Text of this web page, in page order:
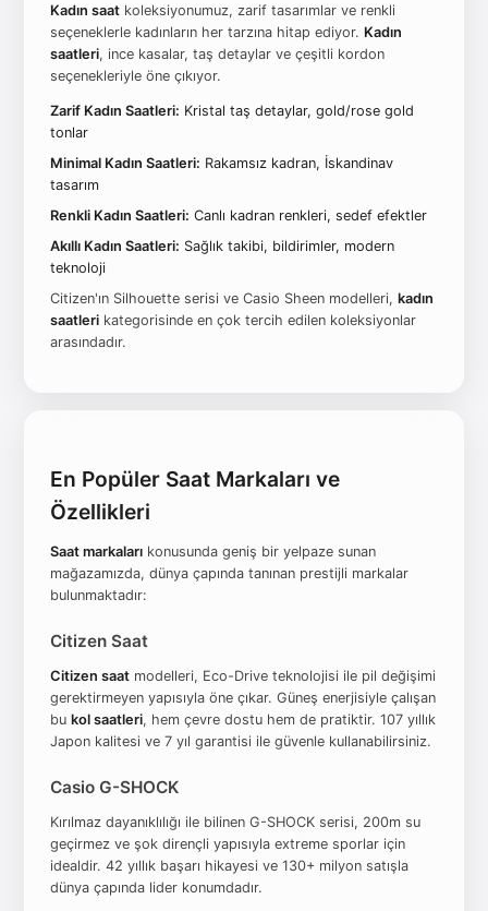
Kadın saat koleksiyonumuz, zarif tasarımlar ve renkli
seçeneklerle kadınların her tarzına hitap ediyor. Kadın
saatleri, ince kasalar, taş detaylar ve çeşitli kordon
seçenekleriyle öne çıkıyor.
Zarif Kadın Saatleri: Kristal taş detaylar, gold/rose gold
tonlar
Minimal Kadın Saatleri: Rakamsız kadran, İskandinav
tasarım
Renkli Kadın Saatleri: Canlı kadran renkleri, sedef efektler
Akıllı Kadın Saatleri: Sağlık takibi, bildirimler, modern
teknoloji
Citizen'ın Silhouette serisi ve Casio Sheen modelleri, kadın
saatleri kategorisinde en çok tercih edilen koleksiyonlar
arasındadır.
En Popüler Saat Markaları ve
Özellikleri
Saat markaları konusunda geniş bir yelpaze sunan
mağazamızda, dünya çapında tanınan prestijli markalar
bulunmaktadır:
Citizen Saat
Citizen saat modelleri, Eco-Drive teknolojisi ile pil değişimi
gerektirmeyen yapısıyla öne çıkar. Güneş enerjisiyle çalışan
bu kol saatleri, hem çevre dostu hem de pratiktir. 107 yıllık
Japon kalitesi ve 7 yıl garantisi ile güvenle kullanabilirsiniz.
Casio G-SHOCK
Kırılmaz dayanıklılığı ile bilinen G-SHOCK serisi, 200m su
geçirmez ve şok dirençli yapısıyla extreme sporlar için
idealdir. 42 yıllık başarı hikayesi ve 130+ milyon satışla
dünya çapında lider konumdadır.